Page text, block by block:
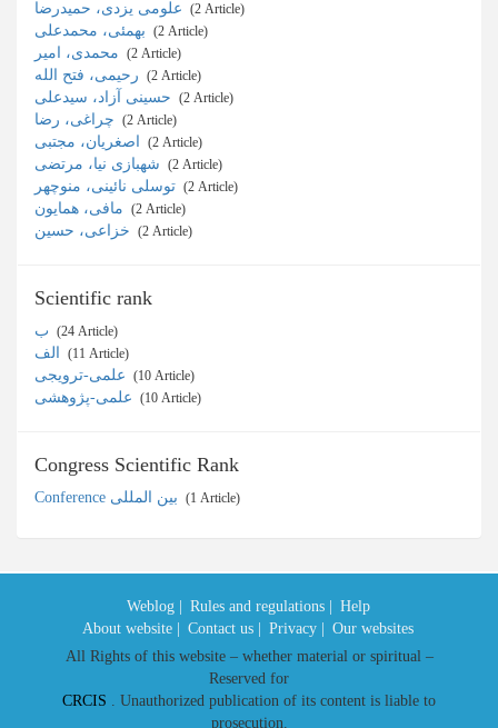
‎ (2 Article)
‎ (2 Article)
‎ (2 Article)
‎ (2 Article)
‎ (2 Article)
‎ (2 Article)
‎ (2 Article)
‎ (2 Article)
‎ (2 Article)
‎ (2 Article)
‎ (2 Article)
Scientific rank
‎ (24 Article)
‎ (11 Article)
‎ (10 Article)
‎ (10 Article)
Congress Scientific Rank
‎ (1 Article)
Weblog | Rules and regulations |
Help
About website |
Contact us | Privacy |
Our websites
All Rights of this website – whether material or spiritual –
Reserved for
CRCIS . Unauthorized publication of its content is liable to
prosecution.